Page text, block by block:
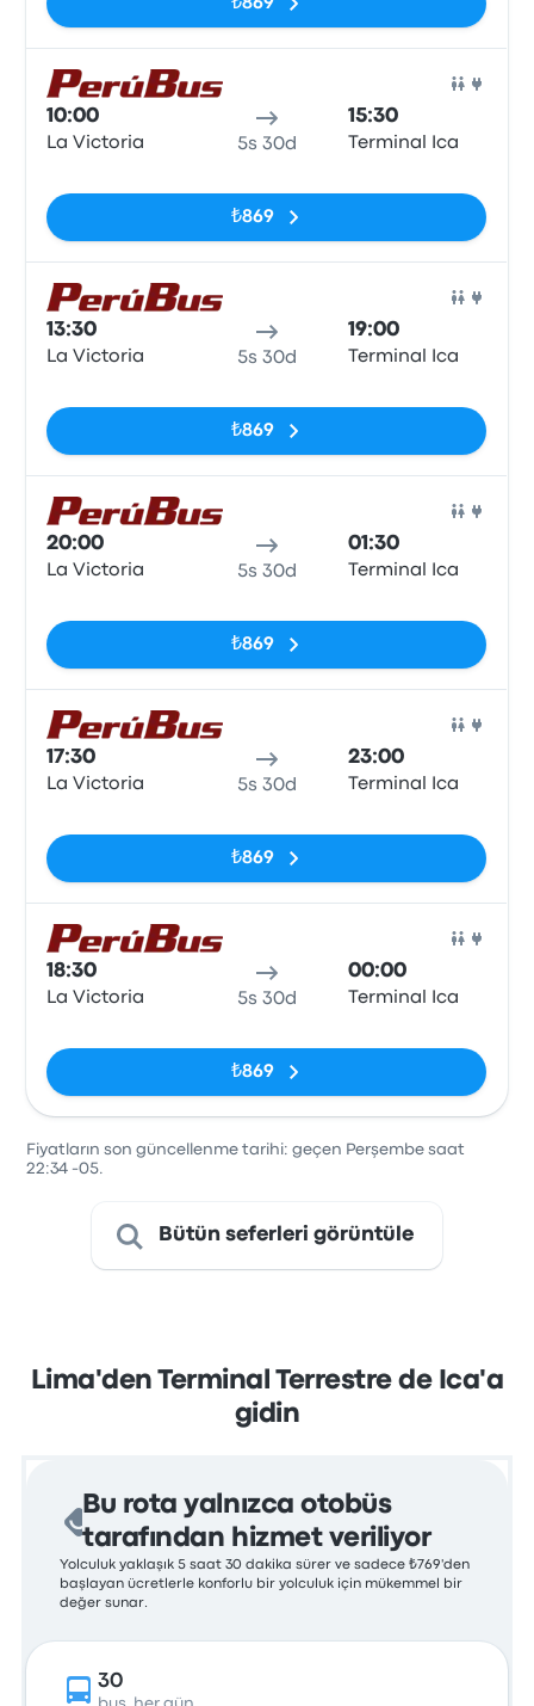
₺869
10:00
La Victoria 5s 30d
15:30
Terminal Ica
₺869
13:30
La Victoria 5s 30d
19:00
Terminal Ica
₺869
20:00
La Victoria 5s 30d
01:30
Terminal Ica
₺869
17:30
La Victoria 5s 30d
23:00
Terminal Ica
₺869
18:30
La Victoria 5s 30d
00:00
Terminal Ica
₺869
Fiyatların son güncellenme tarihi: geçen Perşembe saat
22:34 -05.
Bütün seferleri görüntüle
Lima'den Terminal Terrestre de Ica'a
gidin
Bu rota yalnızca otobüs
tarafından hizmet veriliyor
Yolculuk yaklaşık 5 saat 30 dakika sürer ve sadece ₺769'den
başlayan ücretlerle konforlu bir yolculuk için mükemmel bir
değer sunar.
30